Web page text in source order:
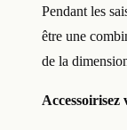
Pendant les
être une
de la
Accessoirisez